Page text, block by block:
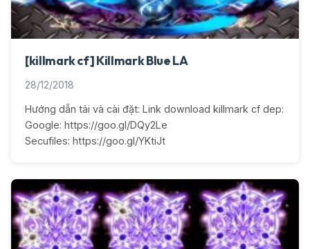
[killmark cf] Killmark Blue LA
28/12/2018
Hướng dẫn tải và cài đặt: Link download killmark cf dep:
Google: https://goo.gl/DQy2Le
Secufiles: https://goo.gl/YKtiJt